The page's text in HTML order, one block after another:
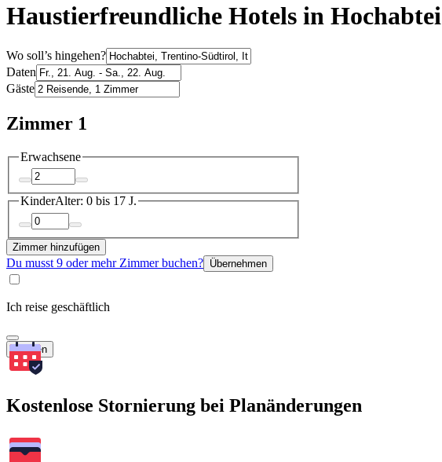
Haustierfreundliche Hotels in Hochabtei
Wo soll’s hingehen?
Daten
Gäste
Zimmer 1
Erwachsene
KinderAlter: 0 bis 17 J.
Zimmer hinzufügen
Du musst 9 oder mehr Zimmer buchen? Übernehmen
Ich reise geschäftlich
Suchen
Kostenlose Stornierung bei Planänderungen